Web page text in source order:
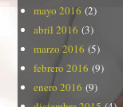
mayo 2016 (2)
abril 2016 (3)
marzo 2016 (5)
febrero 2016 (9)
enero 2016 (9)